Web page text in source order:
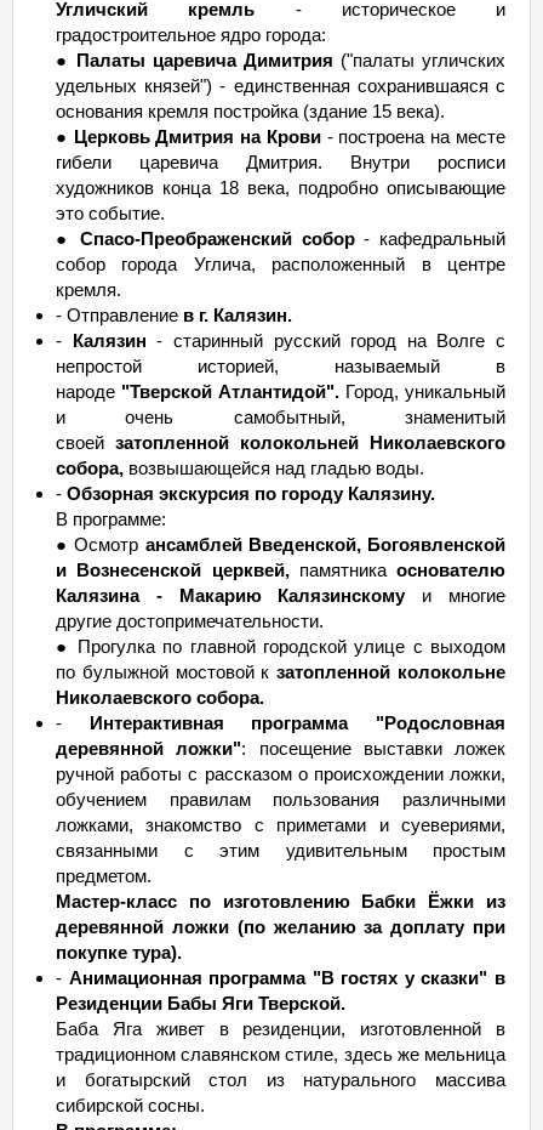
Угличский кремль - историческое и
градостроительное ядро города:
● Палаты царевича Димитрия ("палаты угличских
удельных князей") - единственная сохранившаяся с
основания кремля постройка (здание 15 века).
● Церковь Дмитрия на Крови- построена на месте
гибели царевича Дмитрия. Внутри росписи
художников конца 18 века, подробно описывающие
это событие.
●Спасо-Преображенский собор- кафедральный
собор города Углича, расположенный в центре
кремля.
- Отправление в г. Калязин.
- Калязин- старинный русский город на Волге с
непростой историей, называемый в
народе "Тверской Атлантидой". Город, уникальный
и очень самобытный, знаменитый
своей затопленной колокольней Николаевского
собора, возвышающейся над гладью воды.
- Обзорная экскурсия по городу Калязину.
В программе:
● Осмотр ансамблей Введенской, Богоявленской
и Вознесенской церквей,памятника основателю
Калязина - Макарию Калязинскомуи многие
другие достопримечательности.
● Прогулка по главной городской улице с выходом
по булыжной мостовой кзатопленной колокольне
Николаевского собора.
- Интерактивная программа "Родословная
деревянной ложки": посещение выставки ложек
ручной работы с рассказом о происхождении ложки,
обучением правилам пользования различными
ложками, знакомство с приметами и суевериями,
связанными с этим удивительным простым
предметом.
Мастер-класс по изготовлению Бабки Ёжки из
деревянной ложки (по желанию за доплату при
покупке тура).
- Анимационная программа "В гостях у сказки" в
Резиденции Бабы Яги Тверской.
Баба Яга живет в резиденции, изготовленной в
традиционном славянском стиле, здесь же мельница
и богатырский стол из натурального массива
сибирской сосны.